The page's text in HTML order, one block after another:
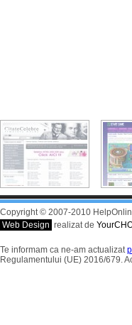
Copyright © 2007-2010
Web Design realizat de
Te informam ca ne-am actualizat
Regulamentului (UE) 2016/679.